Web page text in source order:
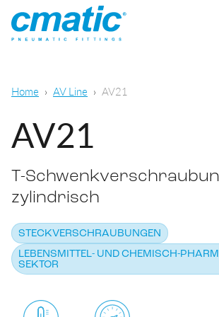
Steckverschraubungen
Schnellverschraubungen
Schneidringverschraubungen
Allgemeine pneumatische
Lebensmittel- und chemisch-
Cmatic Lab
Qualität
Vertriebsnetz
Download
KATALOG
Home AV Line AV21
AV21
T-
zylindrisch
STECKVERSCHRAUBUNGEN
LEBENSMITTEL- UND CHEMISCH-
SEKTOR